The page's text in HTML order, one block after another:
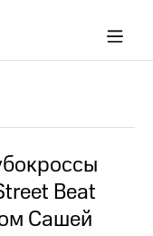
Beat
Сашей